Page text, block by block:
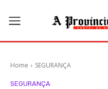
Home SEGURANÇA
SEGURANÇA